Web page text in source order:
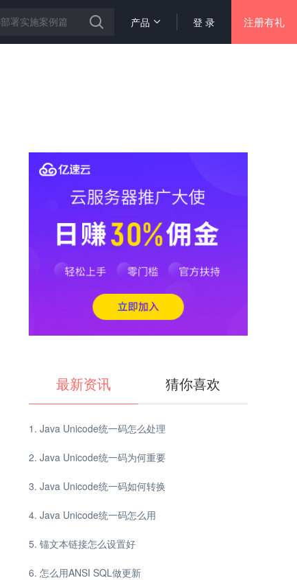
登 录 注册有礼
产品
最新资讯 猜你喜欢
Java Unicode统一码怎么处理
Java Unicode统一码为何重要
Java Unicode统一码如何转换
Java Unicode统一码怎么用
锚文本链接怎么设置好
怎么用ANSI SQL做更新